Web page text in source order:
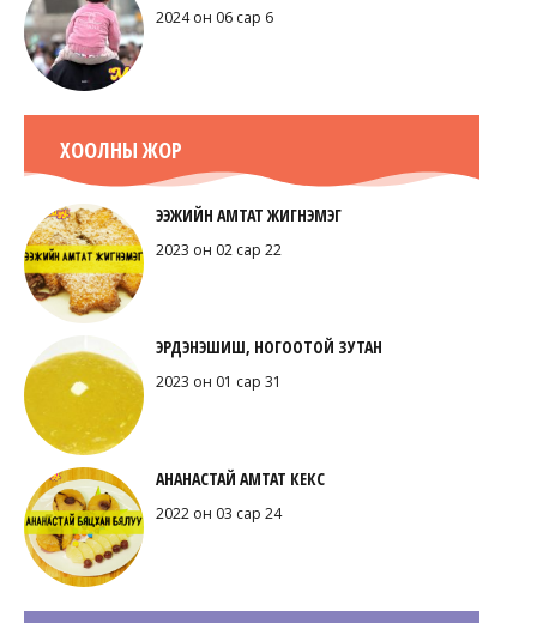
2024 он 06 сар 6
ХООЛНЫ ЖОР
ЭЭЖИЙН АМТАТ ЖИГНЭМЭГ
2023 он 02 сар 22
ЭРДЭНЭШИШ, НОГООТОЙ ЗУТАН
2023 он 01 сар 31
АНАНАСТАЙ АМТАТ КЕКС
2022 он 03 сар 24